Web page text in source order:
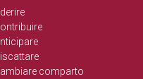
comparto